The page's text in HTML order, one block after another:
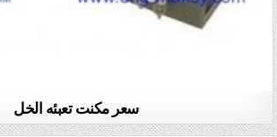
سعر مكنت تعبئه الخل